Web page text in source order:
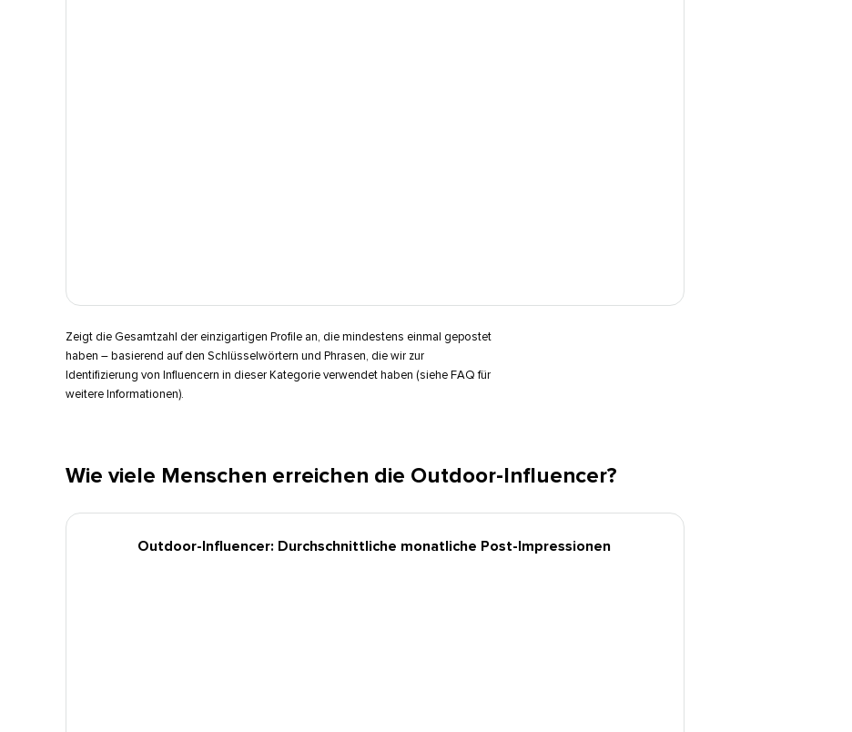
Zeigt die Gesamtzahl der einzigartigen Profile an, die mindestens einmal gepostet
haben – basierend auf den Schlüsselwörtern und Phrasen, die wir zur
Identifizierung von Influencern in dieser Kategorie verwendet haben (siehe FAQ für
weitere Informationen).​​
Wie viele Menschen erreichen die Outdoor-Influencer?​​
Outdoor-Influencer: Durchschnittliche monatliche Post-Impressionen​​